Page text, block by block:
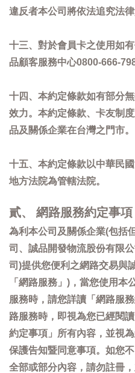
違反者本公司將依法追究法律
十三、對於會員卡之使用如
品顧客服務中心0800-666-798
十四、本約定條款如有部分
效力。本約定條款、卡友制
品及關係企業在台灣之門市。
十五、本約定條款以中華民
地方法院為管轄法院。
貳、 網路服務約定事項
為利本公司及關係企業(包括
司、誠品開發物流股份有限
司)提供您便利之網路交易與
「網路服務」)，當您使用本
服務時，請您詳讀「網路服
路服務時，即視為您已經閱
約定事項」所有內容，並視
保護告知暨同意事項。如您
全部或部分內容，請勿註冊